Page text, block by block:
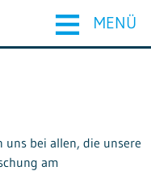
≡ MENÜ
uns bei allen, die unsere
am